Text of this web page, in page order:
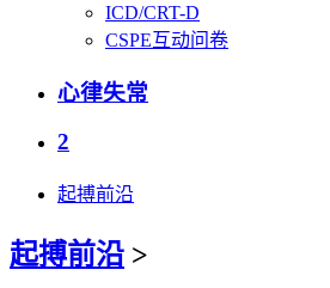
ICD/CRT-D
CSPE互动问卷
心律失常
2
起搏前沿
起搏前沿 >